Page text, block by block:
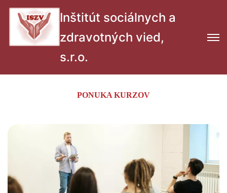
Inštitút sociálnych a
zdravotných vied,
s.r.o.
PONUKA KURZOV